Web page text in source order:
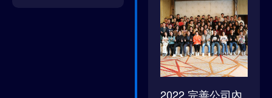
2022 完善公司內